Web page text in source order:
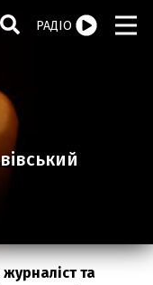
РАДІО
та